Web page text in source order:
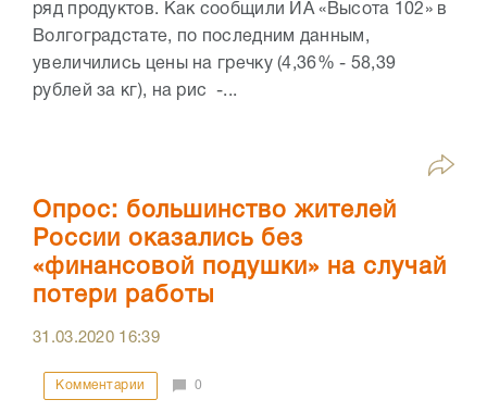
ряд продуктов. Как сообщили ИА «Высота 102» в
Волгоградстате, по последним данным,
увеличились цены на гречку (4,36% - 58,39
рублей за кг), на рис -...
Опрос: большинство жителей
России оказались без
«финансовой подушки» на случай
потери работы
31.03.2020 16:39
Комментарии 0